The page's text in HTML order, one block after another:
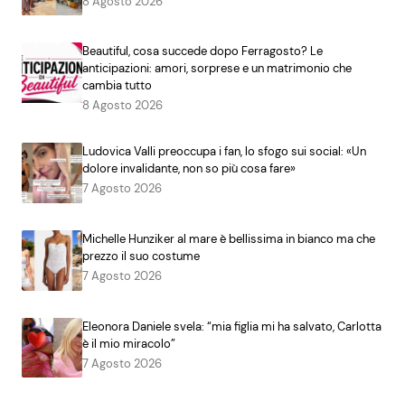
Beautiful, cosa succede dopo Ferragosto? Le
anticipazioni: amori, sorprese e un matrimonio che
cambia tutto
8 Agosto 2026
Ludovica Valli preoccupa i fan, lo sfogo sui social: «Un
dolore invalidante, non so più cosa fare»
7 Agosto 2026
Michelle Hunziker al mare è bellissima in bianco ma che
prezzo il suo costume
7 Agosto 2026
Eleonora Daniele svela: “mia figlia mi ha salvato, Carlotta
è il mio miracolo”
7 Agosto 2026